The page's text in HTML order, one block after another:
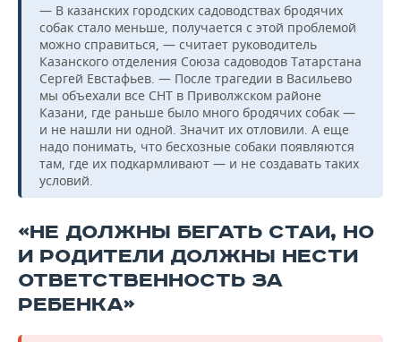
— В казанских городских садоводствах бродячих
собак стало меньше, получается с этой проблемой
можно справиться, — считает руководитель
Казанского отделения Союза садоводов Татарстана
Сергей Евстафьев. — После трагедии в Васильево
мы объехали все СНТ в Приволжском районе
Казани, где раньше было много бродячих собак —
и не нашли ни одной. Значит их отловили. А еще
надо понимать, что бесхозные собаки появляются
там, где их подкармливают — и не создавать таких
условий.
«НЕ ДОЛЖНЫ БЕГАТЬ СТАИ, НО
И РОДИТЕЛИ ДОЛЖНЫ НЕСТИ
ОТВЕТСТВЕННОСТЬ ЗА
РЕБЕНКА»